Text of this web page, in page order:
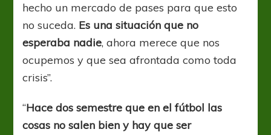
hecho un mercado de pases para que esto
no suceda. Es una situación que no
esperaba nadie, ahora merece que nos
ocupemos y que sea afrontada como toda
crisis”.
“Hace dos semestre que en el fútbol las
cosas no salen bien y hay que ser